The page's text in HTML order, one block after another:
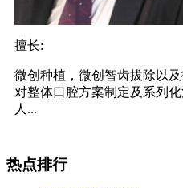
擅长:
微创种植，微创智齿拔除以
对整体口腔方案制定及系列
人...
热点排行